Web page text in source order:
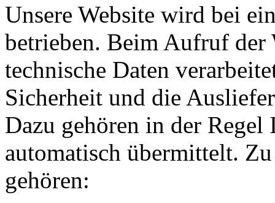
Unsere Website wird bei
betrieben. Beim Aufruf der
technische Daten
Sicherheit und die
Dazu gehören in der
automatisch übermittelt.
gehören: